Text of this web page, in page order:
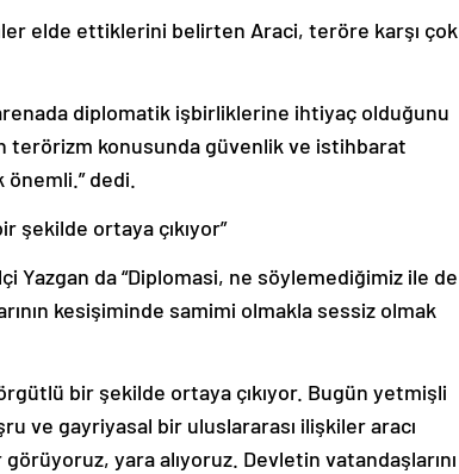
elde ettiklerini belirten Araci, teröre karşı çok
diplomatik işbirliklerine ihtiyaç olduğunu
terörizm konusunda güvenlik ve istihbarat
önemli.” dedi.
şekilde ortaya çıkıyor”
Yazgan da “Diplomasi, ne söylemediğimiz ile de
kesişiminde samimi olmakla sessiz olmak
bir şekilde ortaya çıkıyor. Bugün yetmişli
ve gayriyasal bir uluslararası ilişkiler aracı
yara alıyoruz. Devletin vatandaşlarını